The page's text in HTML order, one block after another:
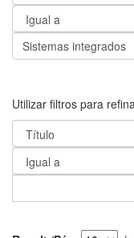
Utilizar filtros para